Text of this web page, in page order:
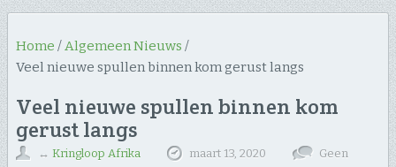
Home /Algemeen Nieuws /
Veel nieuwe spullen binnen kom gerust langs
Veel nieuwe spullen binnen kom
gerust langs
↔ Kringloop Afrika maart 13, 2020
Geen